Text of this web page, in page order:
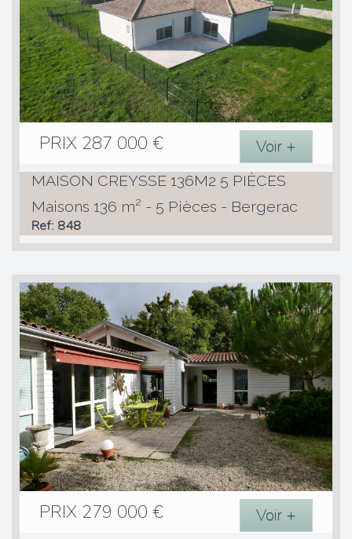
PRIX 287 000 € Voir +
MAISON CREYSSE 136M2 5 PIÈCES
Maisons 136 m² - 5 Pièces - Bergerac
Ref: 848
PRIX 279 000 € Voir +